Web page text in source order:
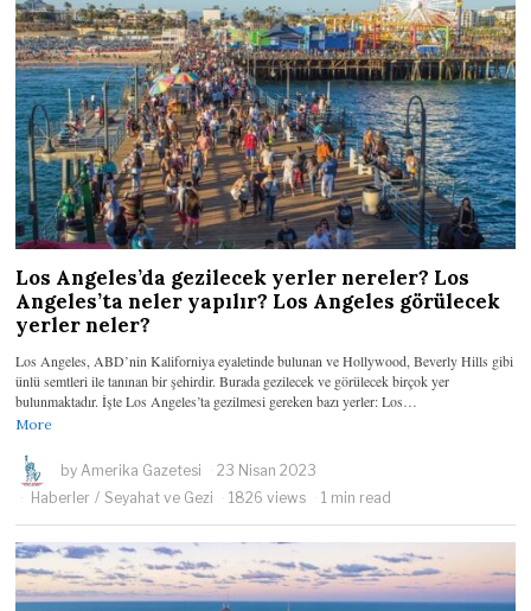
Los Angeles’da gezilecek yerler nereler? Los
Angeles’ta neler yapılır? Los Angeles görülecek
yerler neler?
Los Angeles, ABD’nin Kaliforniya eyaletinde bulunan ve Hollywood, Beverly Hills gibi
ünlü semtleri ile tanınan bir şehirdir. Burada gezilecek ve görülecek birçok yer
bulunmaktadır. İşte Los Angeles’ta gezilmesi gereken bazı yerler: Los…
More
byAmerika Gazetesi
23 Nisan 2023
Haberler / Seyahat ve Gezi 1826 views 1 min read